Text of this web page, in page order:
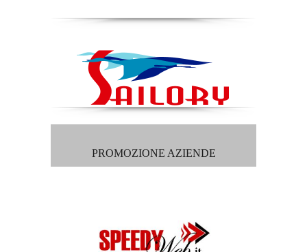
PROMOZIONE AZIENDE